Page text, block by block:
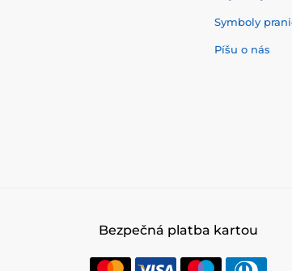
Symboly
Píšu o nás
Bezpečná platba kartou